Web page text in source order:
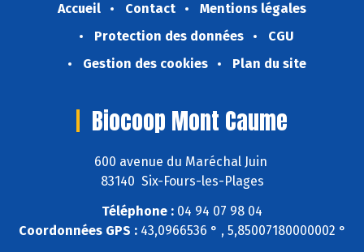
Accueil Contact
Mentions légales
Protection des données
CGU
Gestion des cookies
Plan du site
Biocoop Mont Caume
600 avenue du Maréchal Juin
83140 Six-Fours-les-Plages
Téléphone : 04 94 07 98 04
Coordonnées GPS :43,0966536 ° , 5,85007180000002 °